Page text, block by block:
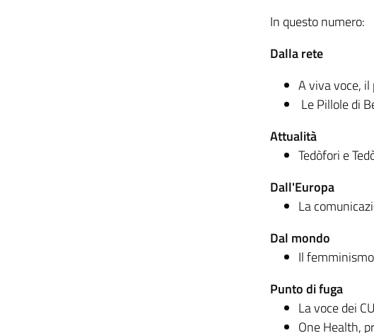
In questo numero:
Dalla rete
A viva voce,
Le Pillole di
Attualità
Tedòfori e
Dall'Europa
La
Dal mondo
Il
Punto di fuga
La voce dei
One Health,